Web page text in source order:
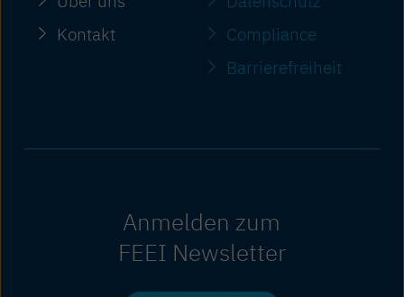
Kontakt
Compliance
Barriere­freiheit
Anmelden zum
FEEI Newsletter